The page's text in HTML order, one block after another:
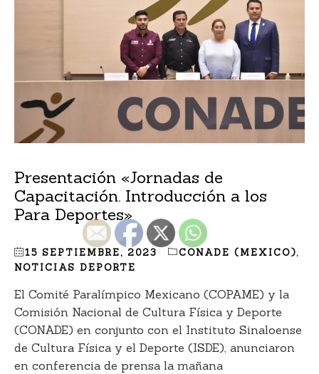
Presentación «Jornadas de
Capacitación. Introducción a los
Para Deportes»
15 SEPTIEMBRE, 2023 CONADE (MEXICO),
NOTICIAS DEPORTE
El Comité Paralímpico Mexicano (COPAME) y la
Comisión Nacional de Cultura Física y Deporte
(CONADE) en conjunto con el Instituto Sinaloense
de Cultura Física y el Deporte (ISDE), anunciaron
en conferencia de prensa la mañana